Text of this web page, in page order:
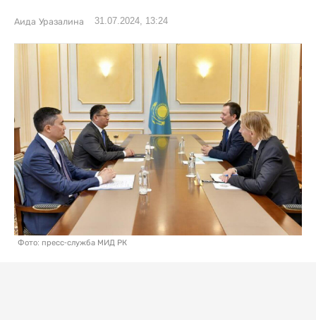
Аида Уразалина 31.07.2024, 13:24
Фото: пресс-служба МИД РК